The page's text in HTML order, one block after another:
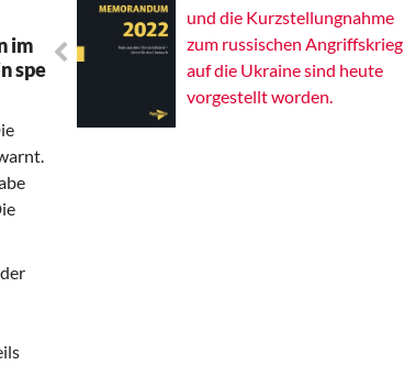
im
spe
und die Kurzstellungnahme
zum russischen Angriffskrieg
auf die Ukraine sind heute
vorgestellt worden.